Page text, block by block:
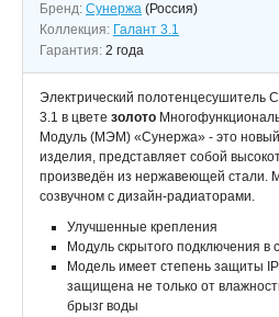
Бренд: Сунержа (Россия)
Коллекция: Галант 3.1
Гарантия: 2 года
Электрический полотенцесушитель
3.1 в цвете золото
Модуль (МЭМ) «Сунержа» - это новый
изделия, представляет собой
произведён из нержавеющей стали.
созвучном с дизайн-радиаторами.
Улучшенные крепления
Модуль скрытого подключения в
Модель имеет степень защиты
защищена не только от
брызг воды